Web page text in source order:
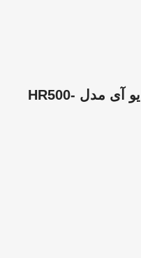
سوئیچ اترنت صنعتی اچ آر یو آی مدل HR500-